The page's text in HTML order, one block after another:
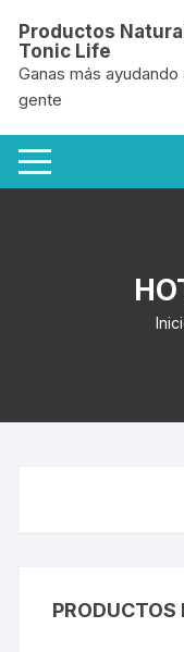
contenido
Productos
Tonic Life
Ganas más ayudando
gente
PRODUCTOS